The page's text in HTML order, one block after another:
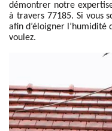
démontrer notre
à travers 77185. Si vous
afin d’éloigner l’humidité
voulez.